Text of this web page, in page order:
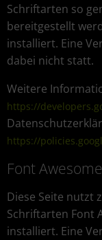
Schriftarten so
bereitgestellt
installiert. Eine
dabei nicht statt.
Weitere
https://
https://
Font
Diese Seite nutzt
Schriftarten Font
installiert. Eine